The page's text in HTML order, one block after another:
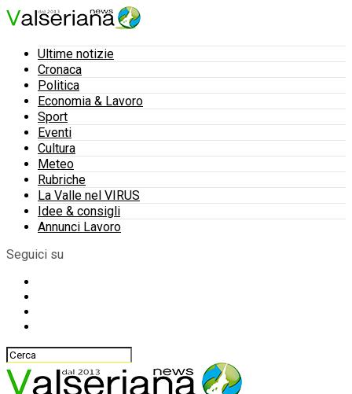
Ultime notizie
Cronaca
Politica
Economia & Lavoro
Sport
Eventi
Cultura
Meteo
Rubriche
La Valle nel VIRUS
Idee & consigli
Annunci Lavoro
Seguici su